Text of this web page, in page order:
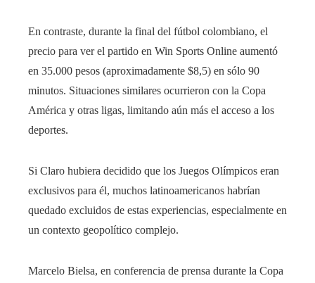
En contraste, durante la final del fútbol colombiano, el
precio para ver el partido en Win Sports Online aumentó
en 35.000 pesos (aproximadamente $8,5) en sólo 90
minutos. Situaciones similares ocurrieron con la Copa
América y otras ligas, limitando aún más el acceso a los
deportes.
Si Claro hubiera decidido que los Juegos Olímpicos eran
exclusivos para él, muchos latinoamericanos habrían
quedado excluidos de estas experiencias, especialmente en
un contexto geopolítico complejo.
Marcelo Bielsa, en conferencia de prensa durante la Copa